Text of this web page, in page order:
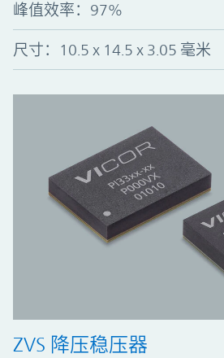
峰值效率： 97%
尺寸：10.5 x 14.5 x 3.05 毫米
ZVS 降压稳压器